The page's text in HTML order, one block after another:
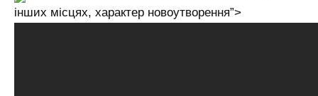
інших місцях, характер новоутворення”>